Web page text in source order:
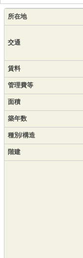
所在地
交通
賃料
管理費等
面積
築年数
種別/構造
階建